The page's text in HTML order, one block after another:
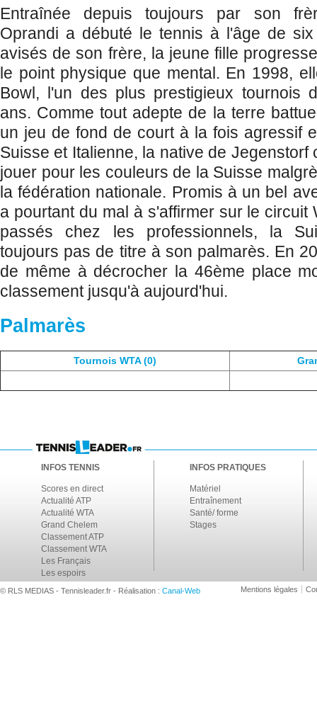
Entraînée depuis toujours par son
Oprandi a débuté le tennis à l'âge de
avisés de son frère, la jeune fille
le point physique que mental. En 1998,
Bowl, l'un des plus prestigieux tournois
ans. Comme tout adepte de la terre
un jeu de fond de court à la fois agressif
Suisse et Italienne, la native de Jegenstorf
jouer pour les couleurs de la Suisse
la fédération nationale. Promis à un bel
a pourtant du mal à s'affirmer sur le circuit
passés chez les professionnels, la
toujours pas de titre à son palmarès. En
de même à décrocher la 46ème place
classement jusqu'à aujourd'hui.
Palmarès
Tournois WTA (0)
INFOS TENNIS
Scores en direct
Actualité ATP
Actualité WTA
Grand Chelem
Classement ATP
Classement WTA
Les Français
Les espoirs
INFOS PRATIQUES
Matériel
Entraînement
Santé/ forme
Stages
© RLS MEDIAS - Tennisleader.fr - Réalisation : Canal-Web Mentions légales